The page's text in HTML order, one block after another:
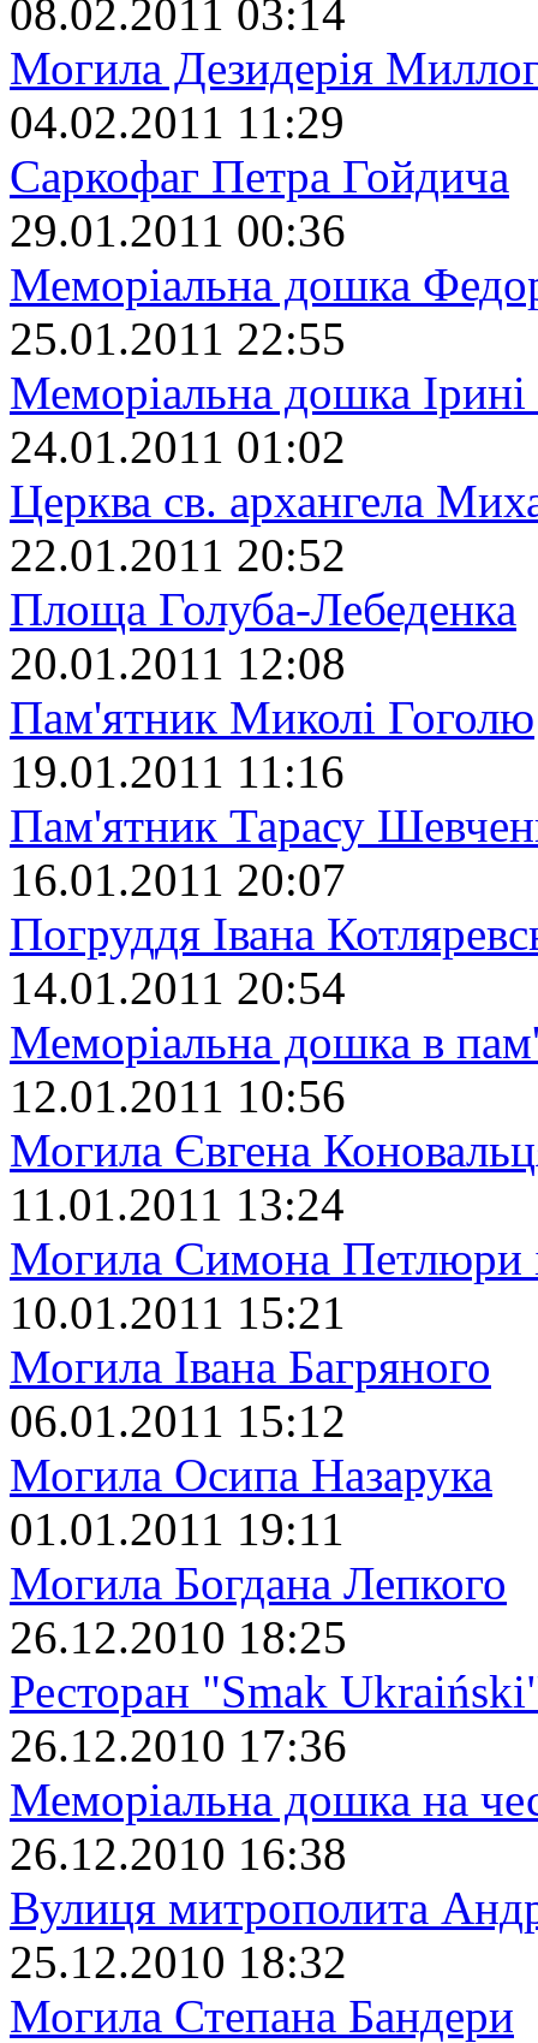
08.02.2011 03:14
Могила Дезидерія
04.02.2011 11:29
Саркофаг Петра Гойдича
29.01.2011 00:36
Меморіальна дошка
25.01.2011 22:55
Меморіальна дошка
24.01.2011 01:02
Церква св. архангела
22.01.2011 20:52
Площа Голуба-Лебеденка
20.01.2011 12:08
Пам'ятник Миколі Гоголю
19.01.2011 11:16
Пам'ятник Тарасу
16.01.2011 20:07
Погруддя Івана
14.01.2011 20:54
Меморіальна дошка в
12.01.2011 10:56
Могила Євгена
11.01.2011 13:24
Могила Симона Петлюри
10.01.2011 15:21
Могила Івана Багряного
06.01.2011 15:12
Могила Осипа Назарука
01.01.2011 19:11
Могила Богдана Лепкого
26.12.2010 18:25
Ресторан "Smak
26.12.2010 17:36
Меморіальна дошка на
26.12.2010 16:38
Вулиця митрополита
25.12.2010 18:32
Могила Степана Бандери